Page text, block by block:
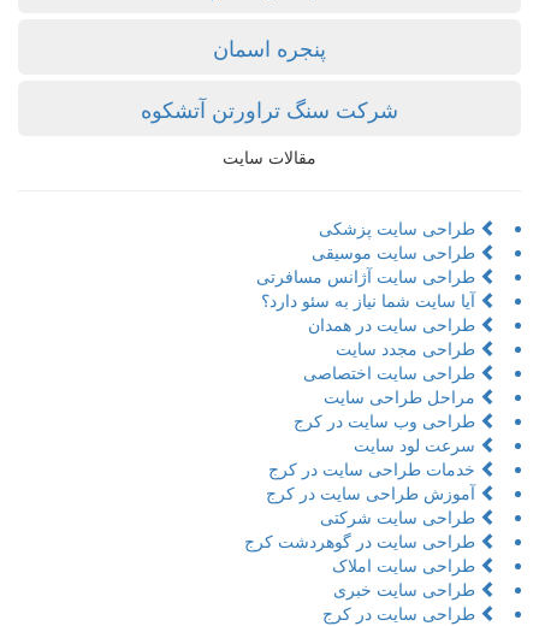
پنجره اسمان
شرکت سنگ تراورتن آتشکوه
مقالات سایت
طراحی سایت پزشکی
طراحی سایت موسیقی
طراحی سایت آژانس مسافرتی
آیا سایت شما نیاز به سئو دارد؟
طراحی سایت در همدان
طراحی مجدد سایت
طراحی سایت اختصاصی
مراحل طراحی سایت
طراحی وب سایت در کرج
سرعت لود سایت
خدمات طراحی سایت در کرج
آموزش طراحی سایت در کرج
طراحی سایت شرکتی
طراحی سایت در گوهردشت کرج
طراحی سایت املاک
طراحی سایت خبری
طراحی سایت در کرج